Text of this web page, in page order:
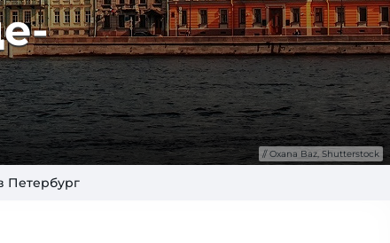
Oxana Baz, Shutterstock
Петербург